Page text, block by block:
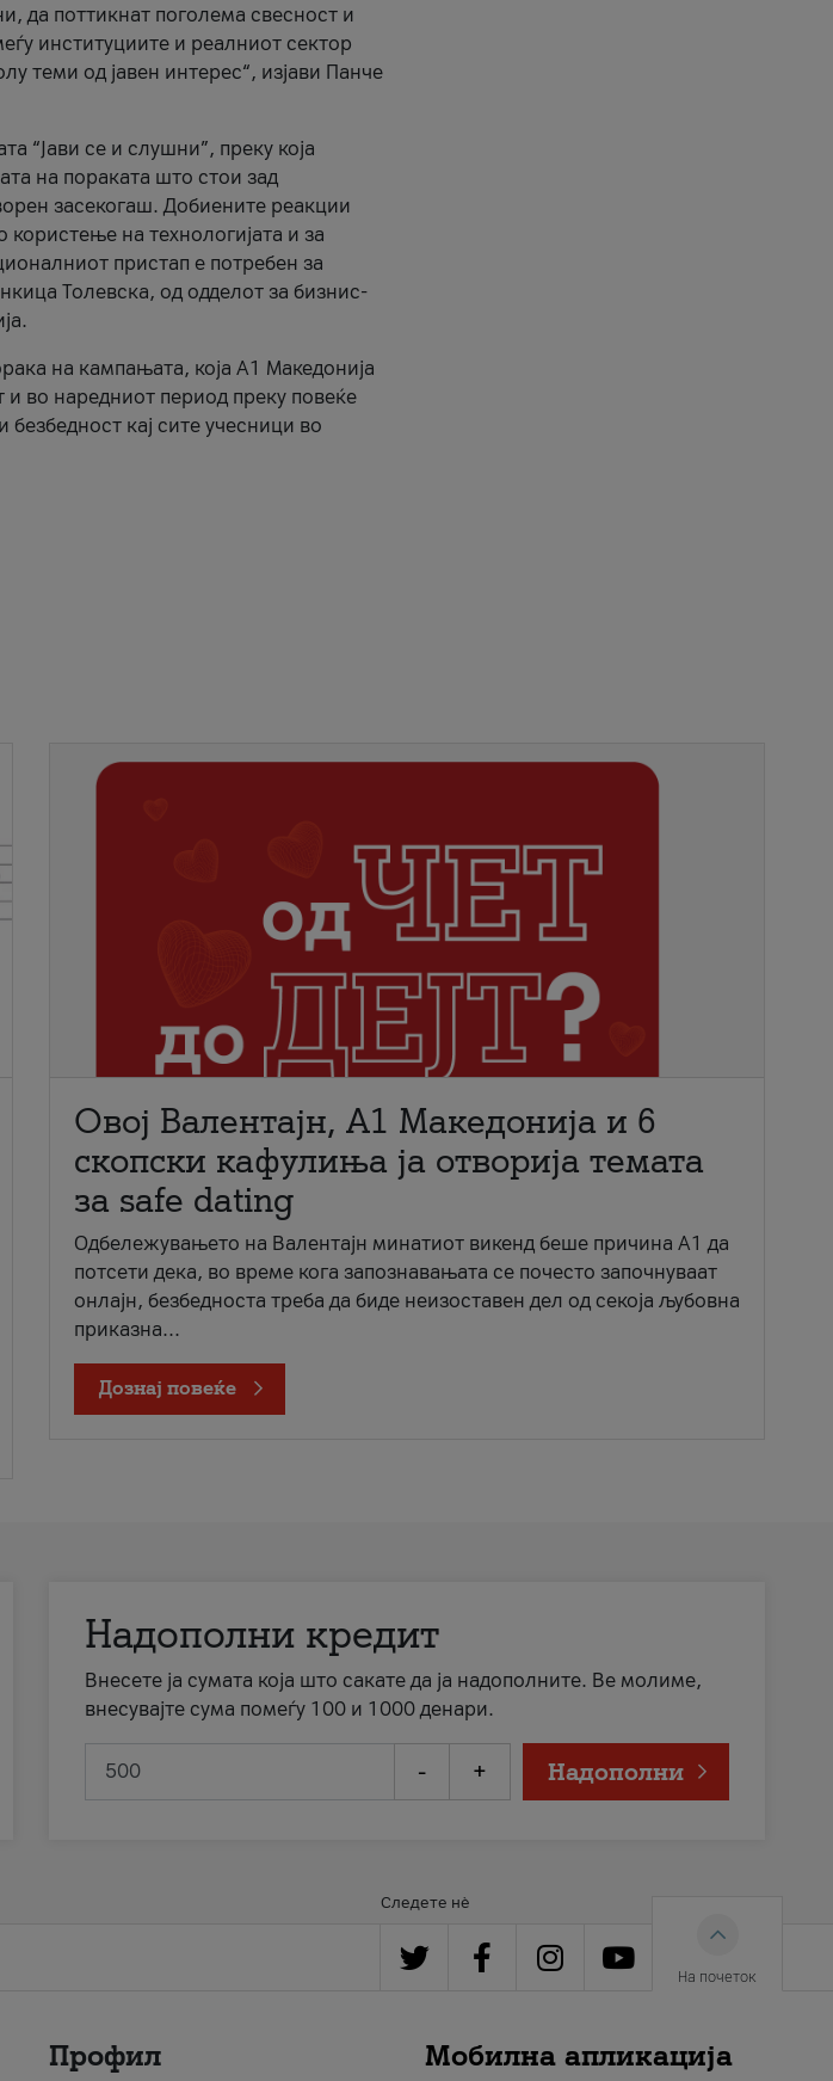
да поттикнат поголема свесност и
институциите и реалниот сектор
теми од јавен интерес“, изјави Панче
“Јави се и слушни”, преку која
на пораката што стои зад
засекогаш. Добиените реакции
на технологијата и за
пристап е потребен за
Толевска, од одделот за бизнис-
на кампањата, која A1 Македонија
во наредниот период преку повеќе
кај сите учесници во
Овој Валентајн, A1 Македонија и 6
скопски кафулиња ја отворија темата
за safe dating
Одбележувањето на Валентајн минатиот викенд беше причина А1 да
потсети дека, во време кога запознавањата се почесто започнуваат
онлајн, безбедноста треба да биде неизоставен дел од секоја љубовна
приказна...
Дознај повеќе
Надополни кредит
Внесете ја сумата која што сакате да ја надополните. Ве молиме,
внесувајте сума помеѓу 100 и 1000 денари.
- + Надополни
Следете нè
На почеток
Профил Мобилна апликација